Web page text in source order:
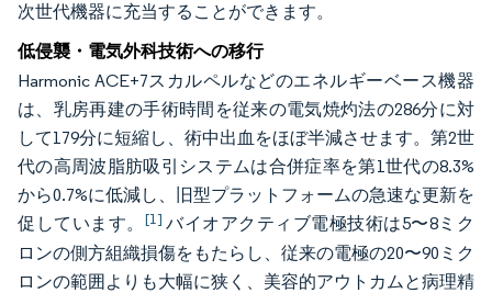
次世代機器に充当することができます。
低侵襲・電気外科技術への移行
Harmonic ACE+7スカルペルなどのエネルギーベース機器
は、乳房再建の手術時間を従来の電気焼灼法の286分に対
して179分に短縮し、術中出血をほぼ半減させます。第2世
代の高周波脂肪吸引システムは合併症率を第1世代の8.3%
から0.7%に低減し、旧型プラットフォームの急速な更新を
促しています。 [1] バイオアクティブ電極技術は5〜8ミク
ロンの側方組織損傷をもたらし、従来の電極の20〜90ミク
ロンの範囲よりも大幅に狭く、美容的アウトカムと病理精